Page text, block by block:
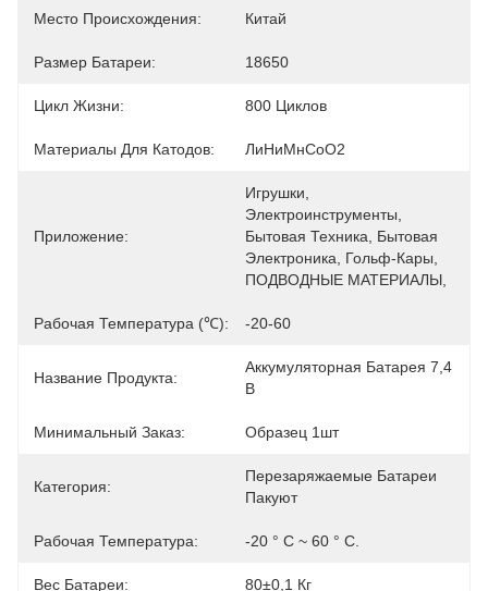
Место Происхождения: Китай
Размер Батареи: 18650
Цикл Жизни: 800 Циклов
Материалы Для Катодов: ЛиНиМнCoO2
Приложение:
Игрушки,
Электроинструменты,
Бытовая Техника, Бытовая
Электроника, Гольф-Кары,
ПОДВОДНЫЕ МАТЕРИАЛЫ,
Рабочая Температура (℃): -20-60
Название Продукта:
Аккумуляторная Батарея 7,4
В
Минимальный Заказ: Образец 1шт
Категория:
Перезаряжаемые Батареи
Пакуют
Рабочая Температура: -20 ° C ~ 60 ° C.
Вес Батареи: 80±0,1 Кг